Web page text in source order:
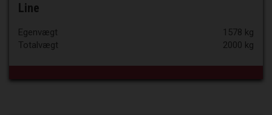
Line
Egenvægt
1578 kg
Totalvægt
2000 kg